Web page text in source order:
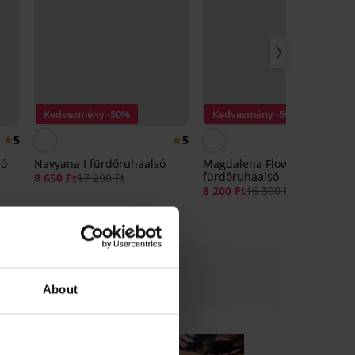
About
5
Kedvezmény -50%
5
Navyana I fürdőruhaalsó
8 650 Ft17 290 Ft
Kedvezmény -50%
Magdalena Flow
fürdőruhaalsó
8 200 Ft16 390 Ft